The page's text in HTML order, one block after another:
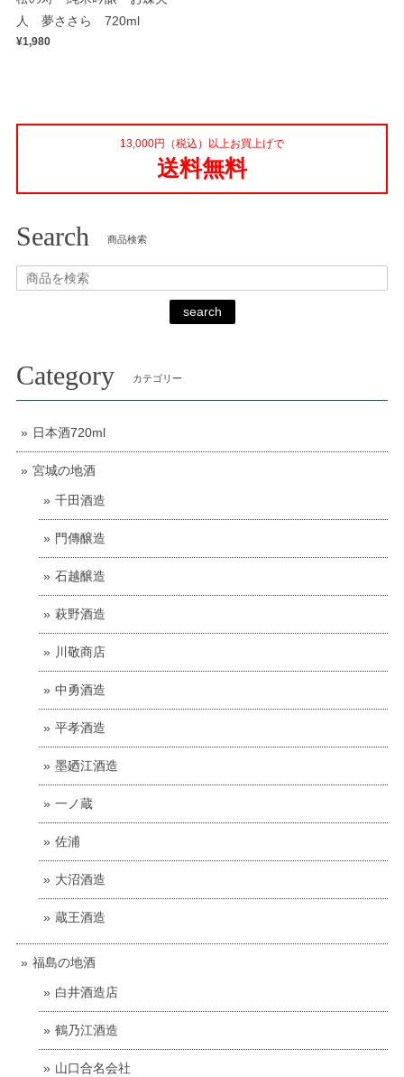
人 夢ささら 720ml
¥1,980
13,000円（税込）以上お買上げで
送料無料
Search 商品検索
search
Category カテゴリー
日本酒720ml
宮城の地酒
千田酒造
門傳醸造
石越醸造
萩野酒造
川敬商店
中勇酒造
平孝酒造
墨廼江酒造
一ノ蔵
佐浦
大沼酒造
蔵王酒造
福島の地酒
白井酒造店
鶴乃江酒造
山口合名会社